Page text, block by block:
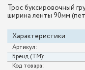
Трос буксировочный
ширина ленты 90мм
Характеристики
Артикул:
Бренд (ТМ):
Код товара: